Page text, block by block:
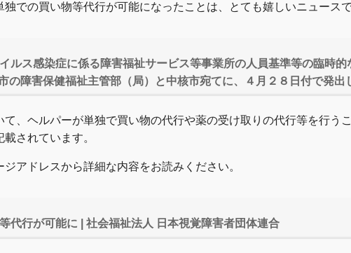
での買い物等代行が可能になったことは、とても嬉しいニュースで
ルス感染症に係る障害福祉サービス等事業所の人員基準等の臨時
の障害保健福祉主管部（局）と中核市宛てに、４月２８日付で発出
て、ヘルパーが単独で買い物の代行や薬の受け取りの代行等を行う
されています。
アドレスから詳細な内容をお読みください。
代行が可能に | 社会福祉法人 日本視覚障害者団体連合